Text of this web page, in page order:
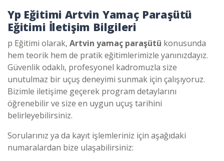
Yp Eğitimi Artvin Yamaç Paraşütü
Eğitimi İletişim Bilgileri
p Eğitimi olarak, Artvin yamaç paraşütü konusunda
hem teorik hem de pratik eğitimlerimizle yanınızdayız.
Güvenlik odaklı, profesyonel kadromuzla size
unutulmaz bir uçuş deneyimi sunmak için çalışıyoruz.
Bizimle iletişime geçerek program detaylarını
öğrenebilir ve size en uygun uçuş tarihini
belirleyebilirsiniz.
Sorularınız ya da kayıt işlemleriniz için aşağıdaki
numaralardan bize ulaşabilirsiniz: